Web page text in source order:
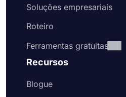
Soluções empresariais
Roteiro
Ferramentas gratuitas
Recursos
Blogue